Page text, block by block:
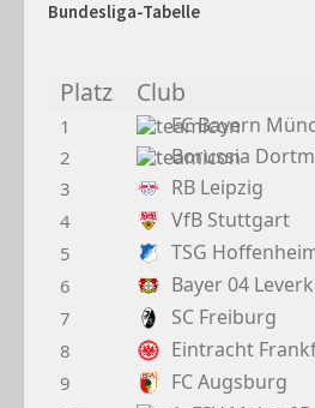
Bundesliga-Tabelle
Platz Club
1 FC Bayern
2 Borussia
3 RB Leipzig
4 VfB Stuttgart
5 TSG
6 Bayer 04
7 SC Freiburg
8 Eintracht
9 FC Augsburg